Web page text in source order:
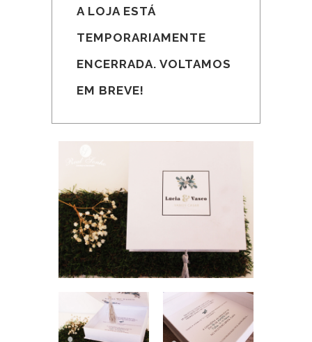
A LOJA ESTÁ
TEMPORARIAMENTE
ENCERRADA. VOLTAMOS
EM BREVE!